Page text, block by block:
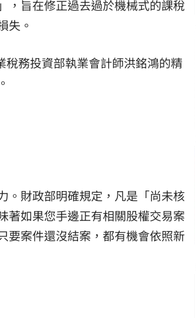
，旨在修正過去過於機械式的課稅
失。
稅務投資部執業會計師洪銘鴻的精
。財政部明確規定，凡是「尚未核
著如果您手邊正有相關股權交易案
要案件還沒結案，都有機會依照新